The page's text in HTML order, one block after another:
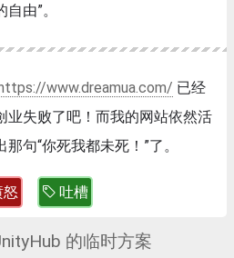
由”。
www.dreamua.com/ 已经
业失败了吧！而我的网站依然活
句“你死我都未死！”了。
怒 吐槽
的临时方案